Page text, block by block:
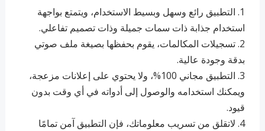
1. التطبيق رائع وسهل وبسيط الاستخدام، ويتمتع بواجهة
استخدام جذابة ذات سمات جميلة وذات تصميم تفاعلي.
2. تسجيلات المكالمات، يقوم بحفظها بصيغة ملف صوتي
بدقة وجودة عالية.
3. التطبيق مجاني 100%، ولا يحتوي على إعلانات مزعجة،
ويمكنك استخدامه والوصول إلى أدواته في أي وقت بدون
قيود.
4. لاتقلق من تسريب معلوماتك، فإن التطبيق آمن تمامًا